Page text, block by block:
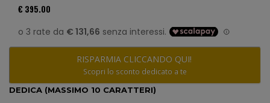
€ 395.00
RISPARMIA CLICCANDO QUI!
Scopri lo sconto dedicato a te
DEDICA (MASSIMO 10 CARATTERI)